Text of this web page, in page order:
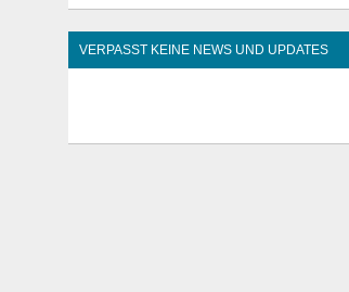
VERPASST KEINE NEWS UND UPDATES